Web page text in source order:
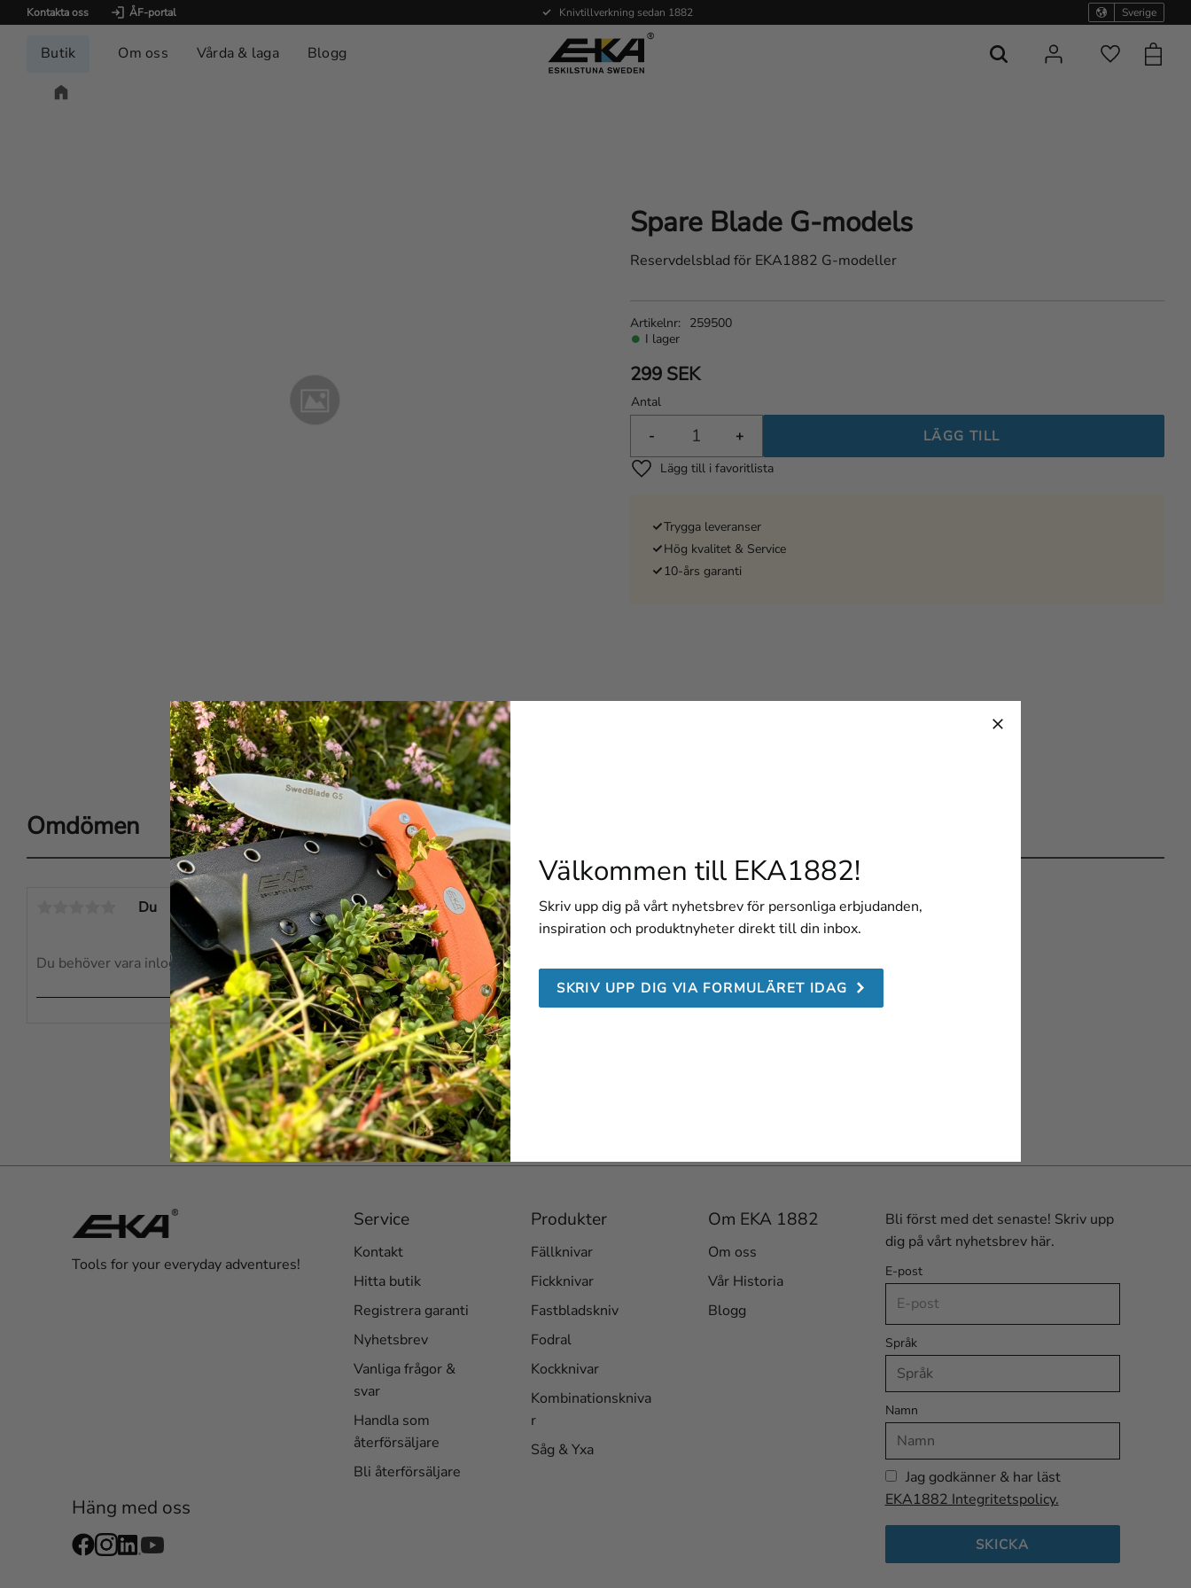
Kontakta oss ÅF-portal Knivtillverkning sedan 1882 Sverige
Butik Om oss Vårda & laga Blogg Favoriter
Spare Blade G-models
Reservdelsblad för EKA1882 G-modeller
299SEK
Antal
+
-
Lägg till i favoriter
I lager
Artikelnr 259500
Trygga leveranser
Hög kvalitet & Service
10-års garanti
Omdömen
Du
Tools for your everyday adventures!
Service
Kontakt
Hitta butik
Registrera garanti
Nyhetsbrev
Vanliga frågor &
svar
Handla som
återförsäljare
Bli återförsäljare
Produkter
Fällknivar
Fickknivar
Fastbladskniv
Fodral
Kockknivar
Kombinationskniva
r
Såg & Yxa
Om EKA 1882
Om oss
Vår Historia
Blogg
Häng med oss
Bli först med det senaste! Skriv upp
dig på vårt nyhetsbrev här.
E-post
Språk
Namn
Jag godkänner & har läst
EKA1882 Integritetspolicy.
SKICKA
Välkommen till EKA1882!
Skriv upp dig på vårt nyhetsbrev för personliga erbjudanden,
inspiration och produktnyheter direkt till din inbox.
SKRIV UPP DIG VIA FORMULÄRET IDAG